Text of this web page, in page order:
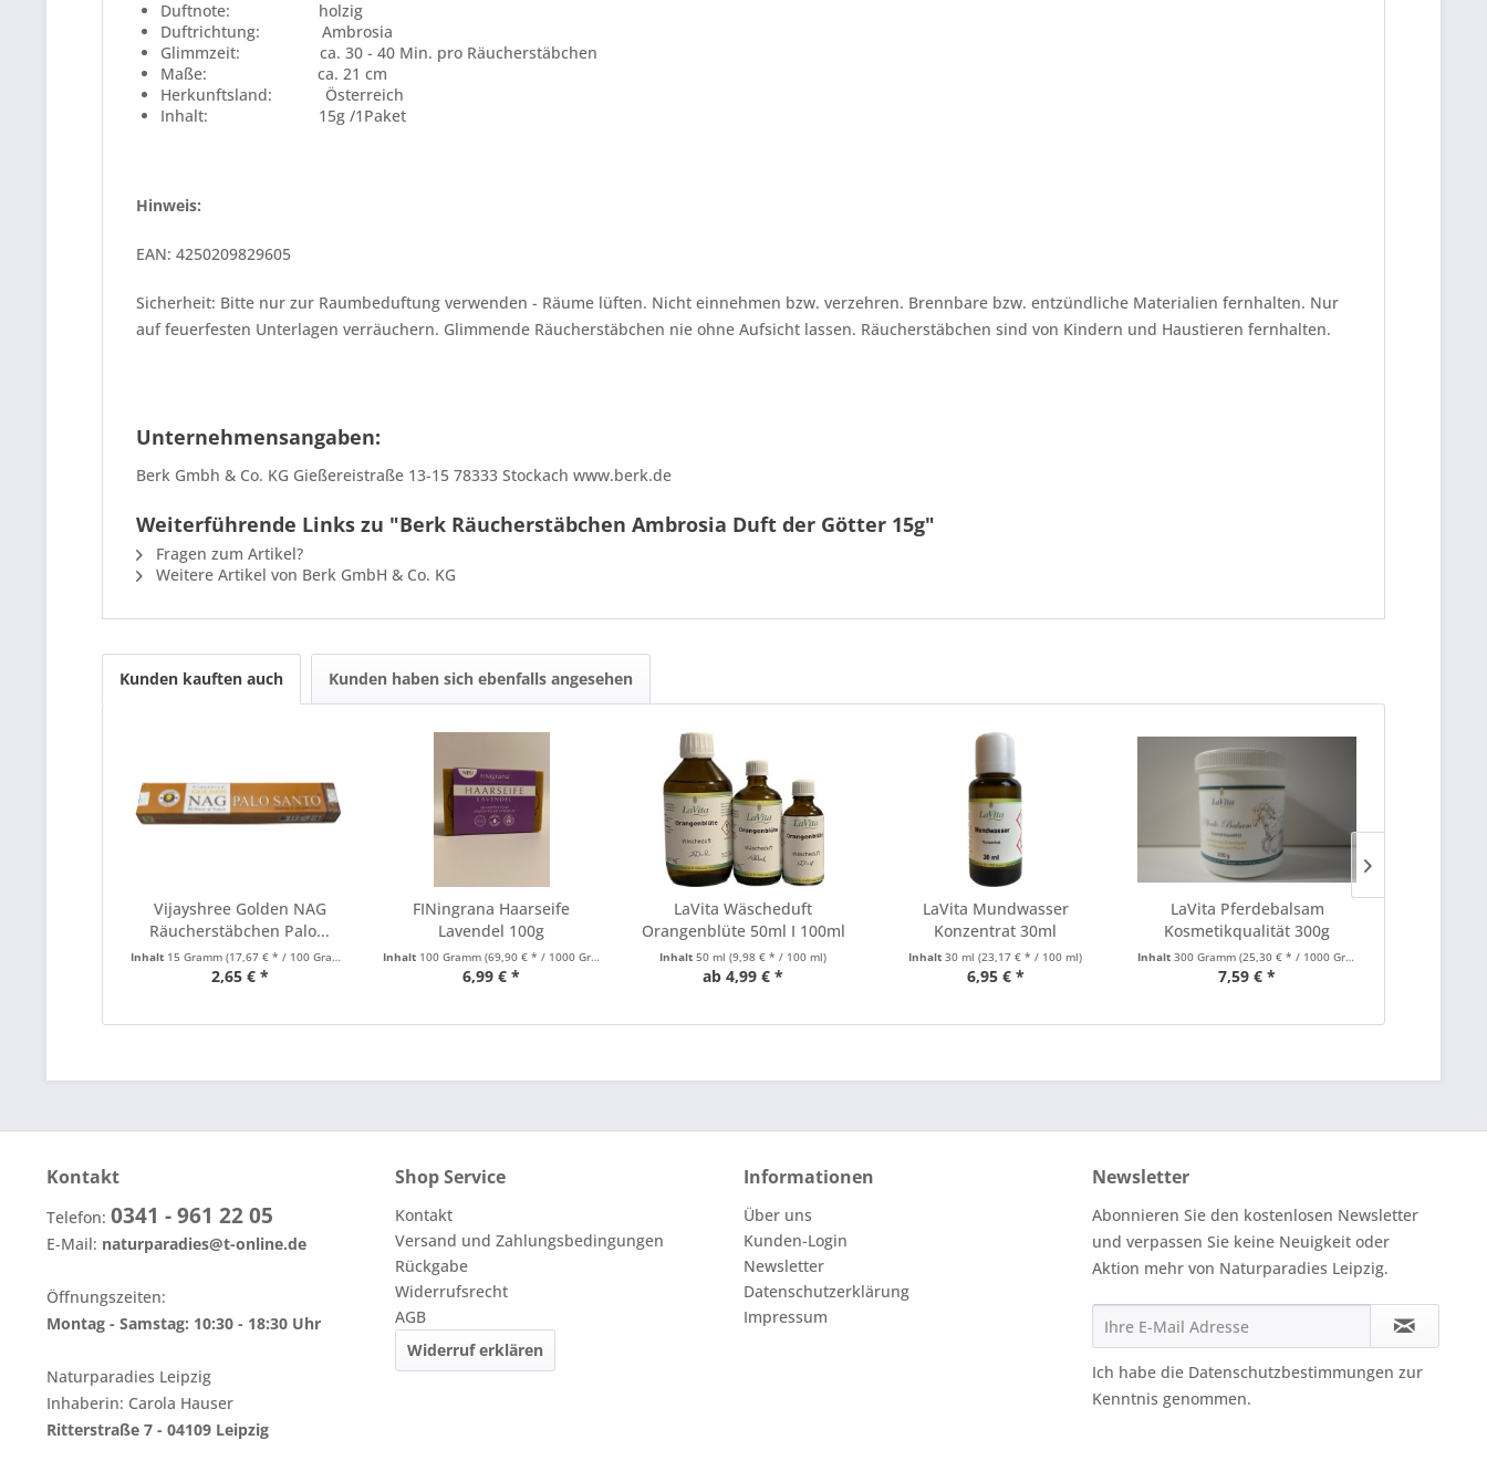
Duftnote: holzig
Duftrichtung: Ambrosia
Glimmzeit: ca. 30 - 40 Min. pro Räucherstäbchen
Maße: ca. 21 cm
Herkunftsland: Österreich
Inhalt: 15g /1Paket
Hinweis:
EAN: 4250209829605
Sicherheit: Bitte nur zur Raumbeduftung verwenden - Räume lüften. Nicht einnehmen bzw. verzehren. Brennbare bzw. entzündliche Materialien fernhalten. Nur
auf feuerfesten Unterlagen verräuchern. Glimmende Räucherstäbchen nie ohne Aufsicht lassen. Räucherstäbchen sind von Kindern und Haustieren fernhalten.
Unternehmensangaben:
Berk Gmbh & Co. KG Gießereistraße 13-15 78333 Stockach www.berk.de
Weiterführende Links zu "Berk Räucherstäbchen Ambrosia Duft der Götter 15g"
Fragen zum Artikel?
Weitere Artikel von Berk GmbH & Co. KG
Kunden kauften auch Kunden haben sich ebenfalls angesehen
Vijayshree Golden NAG
Räucherstäbchen Palo...
Inhalt 15 Gramm (17,67 € * / 100 Gramm)
2,65 € *
FINingrana Haarseife
Lavendel 100g
Inhalt 100 Gramm (69,90 € * / 1000 Gramm)
6,99 € *
LaVita Wäscheduft
Orangenblüte 50ml I 100ml
I...
Inhalt50 ml(9,98 € * / 100 ml)
ab 4,99 € *
LaVita Mundwasser
Konzentrat 30ml
Inhalt30 ml(23,17 € * / 100 ml)
6,95 € *
LaVita Pferdebalsam
Kosmetikqualität 300g
Inhalt300 Gramm(25,30 € * / 1000 Gramm)
7,59 € *
Kontakt
Telefon: 0341 - 961 22 05
E-Mail: naturparadies@t-online.de
Öffnungszeiten:
Montag - Samstag: 10:30 - 18:30 Uhr
Naturparadies Leipzig
Inhaberin: Carola Hauser
Ritterstraße 7 - 04109 Leipzig
Shop Service
Kontakt
Versand und Zahlungsbedingungen
Rückgabe
Widerrufsrecht
AGB
Widerruf erklären
Informationen
Über uns
Kunden-Login
Newsletter
Datenschutzerklärung
Impressum
Newsletter
Abonnieren Sie den kostenlosen Newsletter
und verpassen Sie keine Neuigkeit oder
Aktion mehr von Naturparadies Leipzig.
Ich habe die Datenschutzbestimmungen zur
Kenntnis genommen.